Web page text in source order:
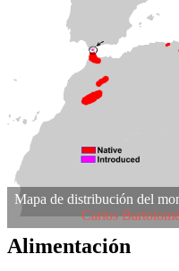
Mapa de distribución del
Carlos
Alimentación